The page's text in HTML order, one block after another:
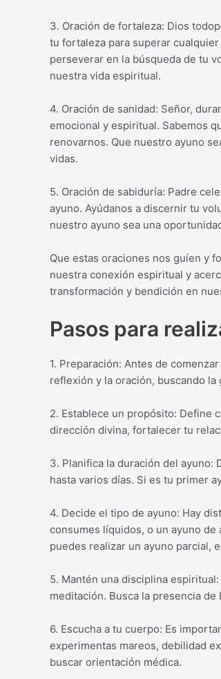
3. Oración de fortaleza: Dios
tu fortaleza para superar
perseverar en la búsqueda de tu
nuestra vida espiritual.
4. Oración de sanidad: Señor,
emocional y espiritual. Sabemos
renovarnos. Que nuestro ayuno
vidas.
5. Oración de sabiduría: Padre
ayuno. Ayúdanos a discernir tu
nuestro ayuno sea una
Que estas oraciones nos guíen y
nuestra conexión espiritual y
transformación y bendición en
Pasos para
1. Preparación: Antes de
reflexión y la oración, buscando
2. Establece un propósito: Define
dirección divina, fortalecer tu
3. Planifica la duración del ayuno:
hasta varios días. Si es tu primer
4. Decide el tipo de ayuno: Hay
consumes líquidos, o un ayuno
puedes realizar un ayuno parcial,
5. Mantén una disciplina
meditación. Busca la presencia
6. Escucha a tu cuerpo: Es
experimentas mareos, debilidad
buscar orientación médica.